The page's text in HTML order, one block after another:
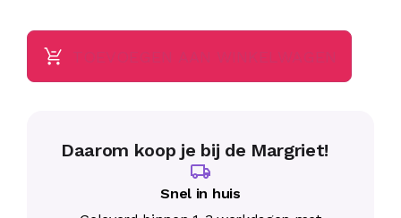
Daarom koop je bij de Margriet!
Snel in huis